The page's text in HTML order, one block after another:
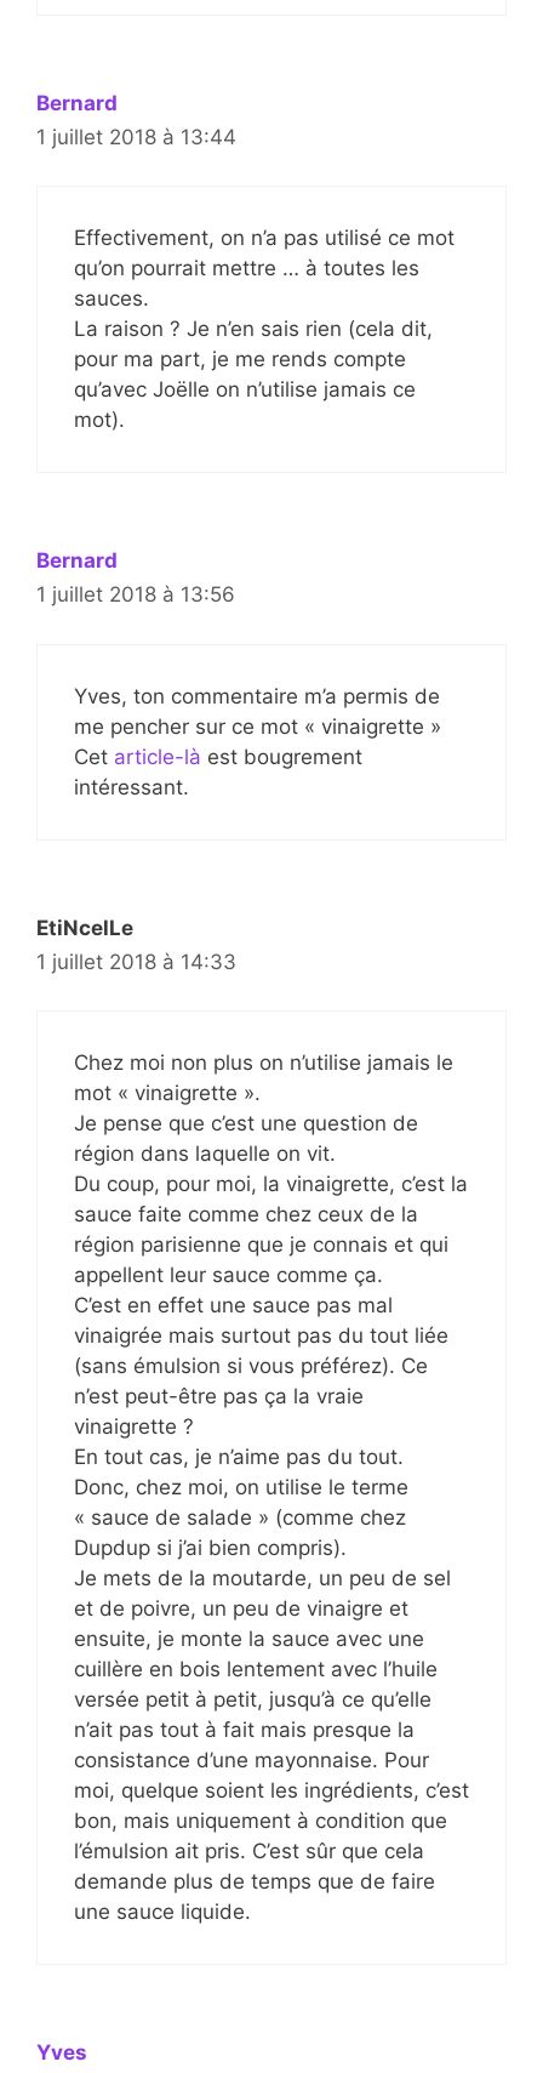
Bernard
1 juillet 2018 à 13:44
Effectivement, on n’a pas utilisé ce mot
qu’on pourrait mettre … à toutes les
sauces.
La raison ? Je n’en sais rien (cela dit,
pour ma part, je me rends compte
qu’avec Joëlle on n’utilise jamais ce
mot).
Bernard
1 juillet 2018 à 13:56
Yves, ton commentaire m’a permis de
me pencher sur ce mot « vinaigrette »
Cet article-là est bougrement
intéressant.
EtiNcelLe
1 juillet 2018 à 14:33
Chez moi non plus on n’utilise jamais le
mot « vinaigrette ».
Je pense que c’est une question de
région dans laquelle on vit.
Du coup, pour moi, la vinaigrette, c’est la
sauce faite comme chez ceux de la
région parisienne que je connais et qui
appellent leur sauce comme ça.
C’est en effet une sauce pas mal
vinaigrée mais surtout pas du tout liée
(sans émulsion si vous préférez). Ce
n’est peut-être pas ça la vraie
vinaigrette ?
En tout cas, je n’aime pas du tout.
Donc, chez moi, on utilise le terme
« sauce de salade » (comme chez
Dupdup si j’ai bien compris).
Je mets de la moutarde, un peu de sel
et de poivre, un peu de vinaigre et
ensuite, je monte la sauce avec une
cuillère en bois lentement avec l’huile
versée petit à petit, jusqu’à ce qu’elle
n’ait pas tout à fait mais presque la
consistance d’une mayonnaise. Pour
moi, quelque soient les ingrédients, c’est
bon, mais uniquement à condition que
l’émulsion ait pris. C’est sûr que cela
demande plus de temps que de faire
une sauce liquide.
Yves